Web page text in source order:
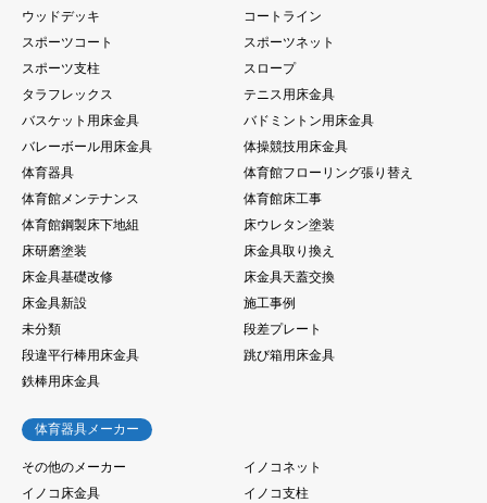
ウッドデッキ
コートライン
スポーツコート
スポーツネット
スポーツ支柱
スロープ
タラフレックス
テニス用床金具
バスケット用床金具
バドミントン用床金具
バレーボール用床金具
体操競技用床金具
体育器具
体育館フローリング張り替え
体育館メンテナンス
体育館床工事
体育館鋼製床下地組
床ウレタン塗装
床研磨塗装
床金具取り換え
床金具基礎改修
床金具天蓋交換
床金具新設
施工事例
未分類
段差プレート
段違平行棒用床金具
跳び箱用床金具
鉄棒用床金具
体育器具メーカー
その他のメーカー
イノコネット
イノコ床金具
イノコ支柱